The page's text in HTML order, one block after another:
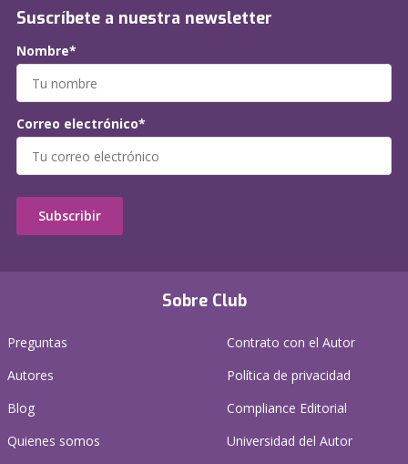
Sobre Club
Preguntas
Autores
Blog
Quienes somos
Contrato con el Autor
Política de privacidad
Compliance Editorial
Universidad del Autor
Suscríbete a nuestra newsletter
Nombre*
Correo electrónico*
Subscribir